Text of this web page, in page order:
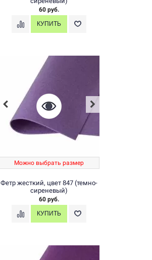
60 руб.
Можно выбрать размер
Фетр жесткий, цвет 847 (темно-
сиреневый)
60 руб.